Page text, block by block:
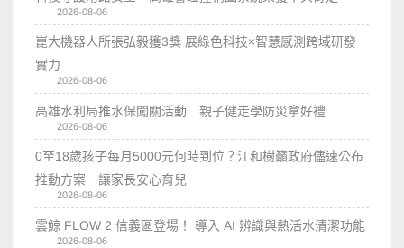
2026-08-06
崑大機器人所張弘毅獲3獎 展綠色科技×智慧感測跨域研發
實力
2026-08-06
高雄水利局推水保闖關活動 親子健走學防災拿好禮
2026-08-06
0至18歲孩子每月5000元何時到位？江和樹籲政府儘速公布
推動方案 讓家長安心育兒
2026-08-06
雲鯨 FLOW 2 信義區登場！ 導入 AI 辨識與熱活水清潔功能
2026-08-06